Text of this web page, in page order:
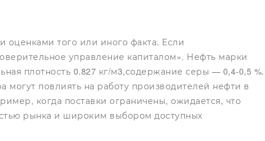
оценками того или иного факта. Если
управление капиталом». Нефть марки
плотность 0.827 кг/м3,содержание серы — 0,4-0,5 %.
могут повлиять на работу производителей нефти в
когда поставки ограничены, ожидается, что
рынка и широким выбором доступных